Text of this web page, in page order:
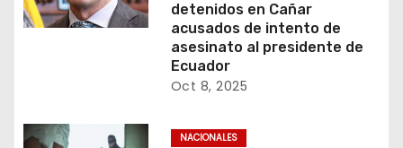
detenidos en Cañar
acusados de intento de
asesinato al presidente de
Ecuador
Oct 8, 2025
NACIONALES